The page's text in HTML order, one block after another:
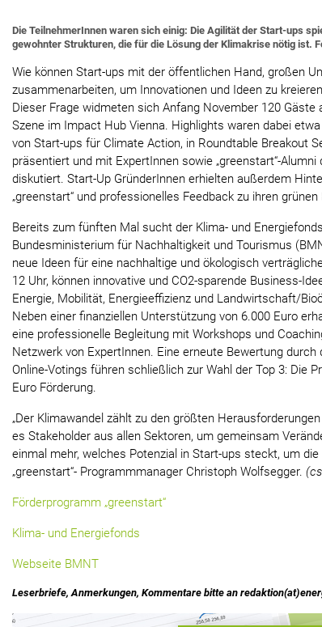
Die TeilnehmerInnen waren sich einig: Die Agilität der Start-ups
gewohnter Strukturen, die für die Lösung der Klimakrise nötig ist.
Wie können Start-ups mit der öffentlichen Hand, großen
zusammenarbeiten, um Innovationen und Ideen zu
Dieser Frage widmeten sich Anfang November 120
Szene im Impact Hub Vienna. Highlights waren dabei
von Start-ups für Climate Action, in Roundtable Breakout
präsentiert und mit ExpertInnen sowie „greenstart“-
diskutiert. Start-Up GründerInnen erhielten außerdem
„greenstart“ und professionelles Feedback zu ihren
Bereits zum fünften Mal sucht der Klima- und
Bundesministerium für Nachhaltigkeit und Tourismus
neue Ideen für eine nachhaltige und ökologisch
12 Uhr, können innovative und CO2-sparende Business-
Energie, Mobilität, Energieeffizienz und Landwirtschaft/
Neben einer finanziellen Unterstützung von 6.000 Euro
eine professionelle Begleitung mit Workshops und
Netzwerk von ExpertInnen. Eine erneute Bewertung
Online-Votings führen schließlich zur Wahl der Top 3: Die
Euro Förderung.
„Der Klimawandel zählt zu den größten
es Stakeholder aus allen Sektoren, um gemeinsam
einmal mehr, welches Potenzial in Start-ups steckt, um die
„greenstart“- Programmmanager Christoph Wolfsegger.
Förderprogramm „greenstart“
Klima- und Energiefonds
Webseite BMNT
Leserbriefe, Anmerkungen, Kommentare bitte an